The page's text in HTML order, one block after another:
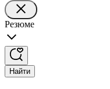
Резюме
Найти